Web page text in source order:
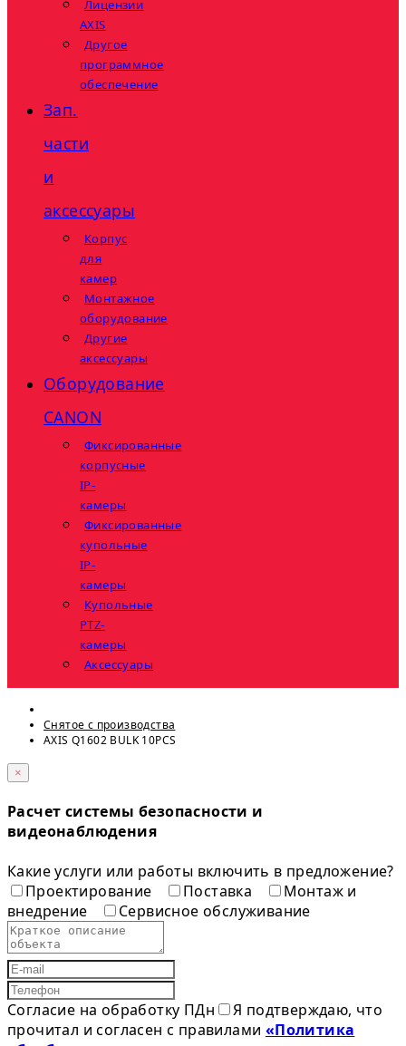
Лицензии
AXIS
Другое
программное
обеспечение
Зап.
части
и
аксессуары
Корпус
для
камер
Монтажное
оборудование
Другие
аксессуары
Оборудование
CANON
Фиксированные
корпусные
IP-
камеры
Фиксированные
купольные
IP-
камеры
Купольные
PTZ-
камеры
Аксессуары
Снятое с прoизвoдства
AXIS Q1602 BULK 10PCS
×
Расчет системы безопасности и
видеонаблюдения
Какие услуги или работы включить в предложение?
Проектирование
Поставка
Монтаж и
внедрение
Сервисное обслуживание
Согласие на обработку ПДн
Я подтверждаю, что
прочитал и согласен с правилами «Политика